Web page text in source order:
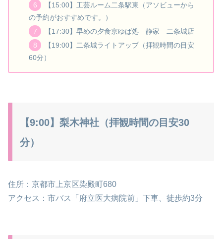
【15:00】工芸ルーム二条駅東（アソビューから
の予約がおすすめです。）
【17:30】早めの夕食京ゆば処 静家 二条城店
【19:00】二条城ライトアップ（拝観時間の目安
60分）
【9:00】梨木神社（拝観時間の目安30
分）
住所：京都市上京区染殿町680
アクセス：市バス「府立医大病院前」下車、徒歩約3分